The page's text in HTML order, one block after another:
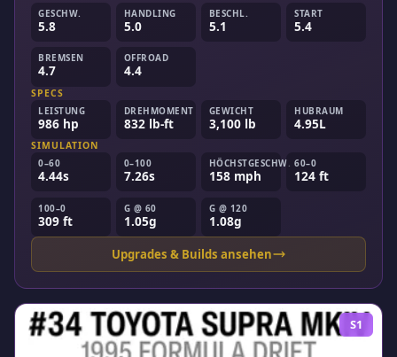
GESCHW.
5.8
HANDLING
5.0
BESCHL.
5.1
START
5.4
BREMSEN
4.7
OFFROAD
4.4
SPECS
LEISTUNG
986 hp
DREHMOMENT
832 lb-ft
GEWICHT
3,100 lb
HUBRAUM
4.95L
SIMULATION
0–60
4.44s
0–100
7.26s
HÖCHSTGESCHW.
158 mph
60–0
124 ft
100–0
309 ft
G @ 60
1.05g
G @ 120
1.08g
Upgrades & Builds ansehen
S1